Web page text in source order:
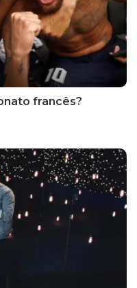
francês?